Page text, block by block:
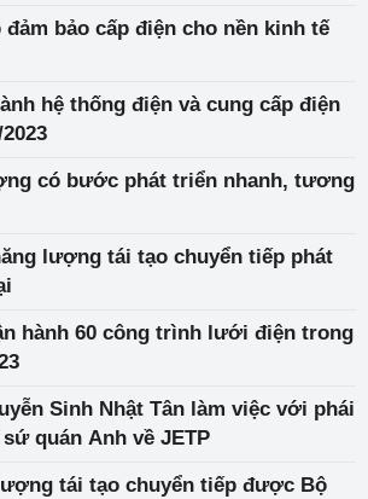
đảm bảo cấp điện cho nền kinh tế
hệ thống điện và cung cấp điện
có bước phát triển nhanh, tương
lượng tái tạo chuyển tiếp phát
hành 60 công trình lưới điện trong
Sinh Nhật Tân làm việc với phái
quán Anh về JETP
tái tạo chuyển tiếp được Bộ